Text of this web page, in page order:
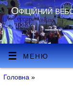
Офіційний
МЕНЮ
Головна »